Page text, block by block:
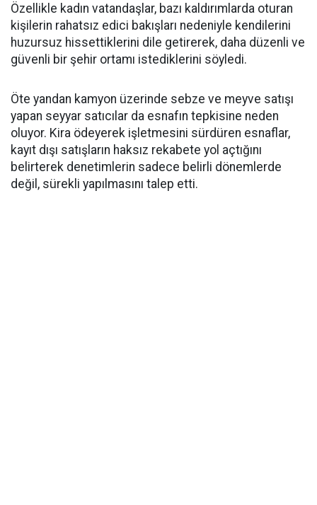
Özellikle kadın vatandaşlar, bazı kaldırımlarda oturan
kişilerin rahatsız edici bakışları nedeniyle kendilerini
huzursuz hissettiklerini dile getirerek, daha düzenli ve
güvenli bir şehir ortamı istediklerini söyledi.
Öte yandan kamyon üzerinde sebze ve meyve satışı
yapan seyyar satıcılar da esnafın tepkisine neden
oluyor. Kira ödeyerek işletmesini sürdüren esnaflar,
kayıt dışı satışların haksız rekabete yol açtığını
belirterek denetimlerin sadece belirli dönemlerde
değil, sürekli yapılmasını talep etti.